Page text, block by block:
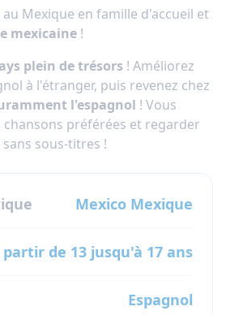
Mexique en famille d'accueil et
mexicaine !
plein de trésors ! Améliorez
à l'étranger, puis revenez chez
l'espagnol ! Vous
préférées et regarder
sous-titres !
Mexico Mexique
partir de 13 jusqu'à 17 ans
Espagnol